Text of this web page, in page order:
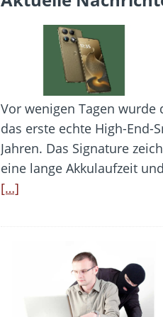
[ 22. Juli 2026 ]
[ 21. Juli 2026 ]
[ 20. Juli 2026 ]
betroffen
[ 5. August 2026 ]
Vor wenigen Tagen
das erste echte High-End-
Jahren. Das Signature
eine lange Akkulaufzeit
[…]